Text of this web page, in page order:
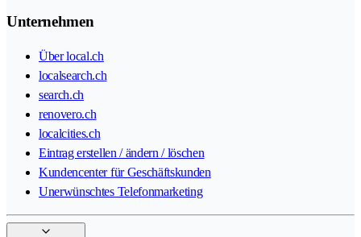
Unternehmen
Über local.ch
localsearch.ch
search.ch
renovero.ch
localcities.ch
Eintrag erstellen / ändern / löschen
Kundencenter für Geschäftskunden
Unerwünschtes Telefonmarketing